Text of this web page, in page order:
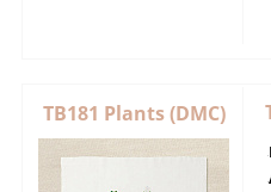
TB181 Plants (DMC)